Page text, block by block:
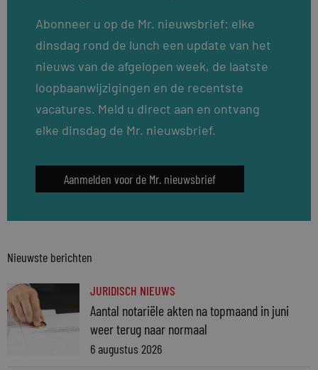
Abonneer u op de Mr. nieuwsbrief: elke
dinsdag rond de lunch een update van het
nieuws van de afgelopen week, de laatste
loopbaanwijzigingen en de recentste
vacatures. Meld u direct aan en ontvang
elke dinsdag de Mr. nieuwsbrief.
Aanmelden voor de Mr. nieuwsbrief
Nieuwste berichten
JURIDISCH NIEUWS
Aantal notariële akten na topmaand in juni
weer terug naar normaal
6 augustus 2026